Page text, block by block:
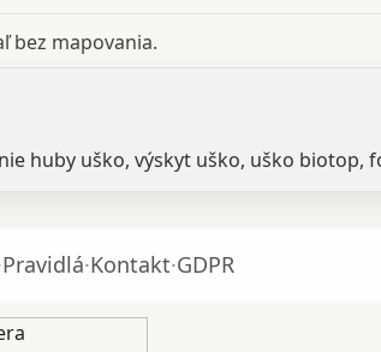
bez mapovania.
huby uško, výskyt uško, uško biotop,
Pravidlá·Kontakt·GDPR